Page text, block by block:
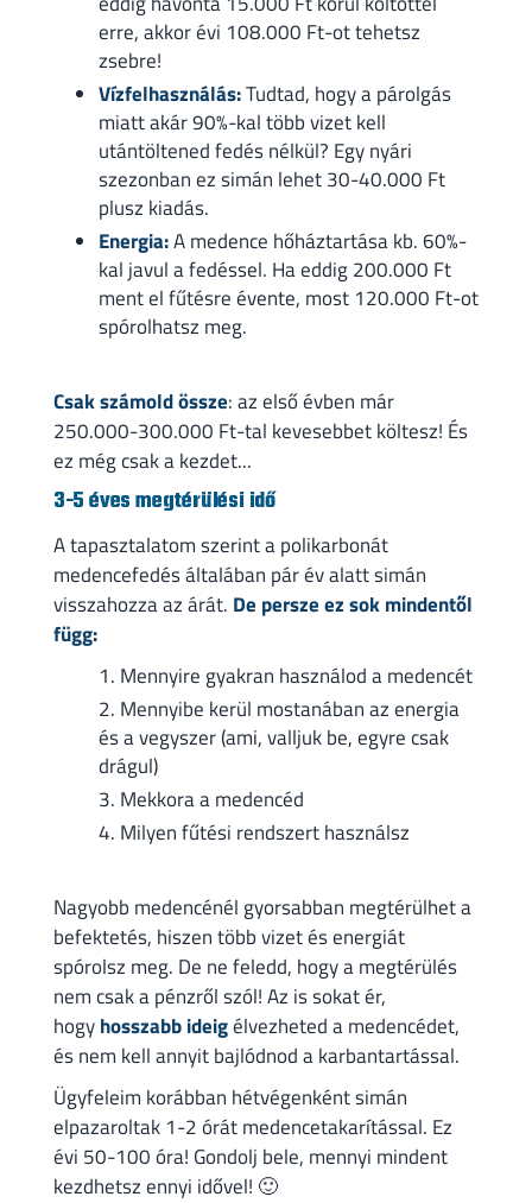
erre, akkor évi 108.000 Ft-ot tehetsz
zsebre!
Vízfelhasználás:Tudtad, hogy a párolgás
miatt akár 90%-kal több vizet kell
utántöltened fedés nélkül? Egy nyári
szezonban ez simán lehet 30-40.000 Ft
plusz kiadás.
Energia:A medence hőháztartása kb. 60%-
kal javul a fedéssel. Ha eddig 200.000 Ft
ment el fűtésre évente, most 120.000 Ft-ot
spórolhatsz meg.
Csak számold össze: az első évben már
250.000-300.000 Ft-tal kevesebbet költesz! És
ez még csak a kezdet...
3-5 éves megtérülési idő
A tapasztalatom szerint a polikarbonát
medencefedés általában pár év alatt simán
visszahozza az árát. De persze ez sok mindentől
függ:
Mennyire gyakran használod a medencét
Mennyibe kerül mostanában az energia
és a vegyszer (ami, valljuk be, egyre csak
drágul)
Mekkora a medencéd
Milyen fűtési rendszert használsz
Nagyobb medencénél gyorsabban megtérülhet a
befektetés, hiszen több vizet és energiát
spórolsz meg. De ne feledd, hogy a megtérülés
nem csak a pénzről szól! Az is sokat ér,
hogyhosszabb ideigélvezheted a medencédet,
és nem kell annyit bajlódnod a karbantartással.
Ügyfeleim korábban hétvégenként simán
elpazaroltak 1-2 órát medencetakarítással. Ez
évi 50-100 óra! Gondolj bele, mennyi mindent
kezdhetsz ennyi idővel! 🙂